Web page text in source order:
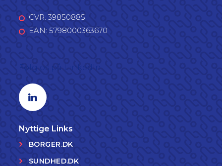
CVR: 39850885
EAN: 5798000363670
Linkedin profil
Nyttige Links
BORGER.DK
SUNDHED.DK